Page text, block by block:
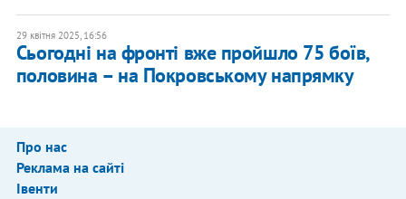
29 квітня 2025, 16:56
Сьогодні на фронті вже пройшло 75 боїв,
половина – на Покровському напрямку
Про нас
Реклама на сайті
Івенти